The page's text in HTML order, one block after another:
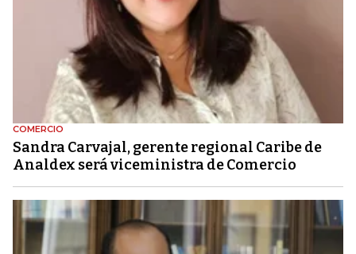
COMERCIO
Sandra Carvajal, gerente regional Caribe de
Analdex será viceministra de Comercio